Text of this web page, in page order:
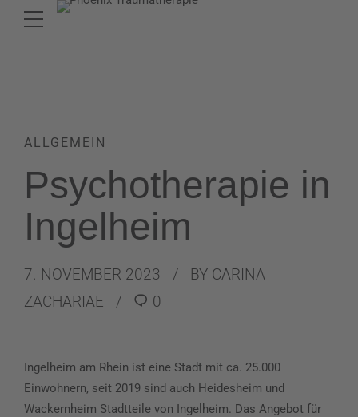
ALLGEMEIN
Psychotherapie in
Ingelheim
7. NOVEMBER 2023
BY CARINA
ZACHARIAE
0
Ingelheim am Rhein ist eine Stadt mit ca. 25.000
Einwohnern, seit 2019 sind auch Heidesheim und
Wackernheim Stadtteile von Ingelheim. Das Angebot für